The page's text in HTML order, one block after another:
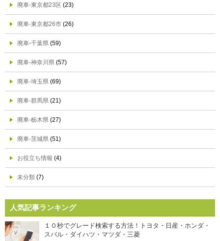
廃車-東京都23区 (23)
廃車-東京都26市 (26)
廃車-千葉県 (59)
廃車-神奈川県 (57)
廃車-埼玉県 (69)
廃車-群馬県 (21)
廃車-栃木県 (27)
廃車-茨城県 (51)
お役立ち情報 (4)
未分類 (7)
人気記事ランキング
１０秒でグレード検索する方法！トヨタ・日産・ホンダ・
スバル・ダイハツ・マツダ・三菱